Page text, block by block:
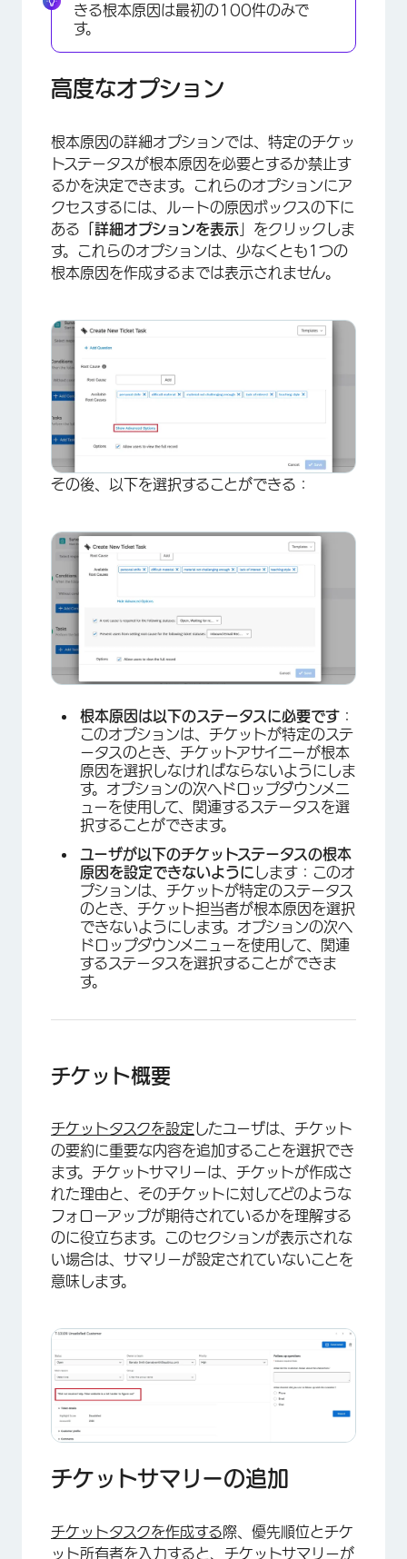
×
きる根本原因は最初の100件のみで
す。
高度なオプション
根本原因の詳細オプションでは、特定のチケッ
トステータスが根本原因を必要とするか禁止す
るかを決定できます。これらのオプションにア
クセスするには、ルートの原因ボックスの下に
ある 「詳細オプションを表示 」をクリックしま
す。これらのオプションは、少なくとも1つの
根本原因を作成するまでは表示されません。
×
その後、以下を選択することができる：
×
根本原因は以下のステータスに必要です ：
このオプションは、チケットが特定のステ
ータスのとき、チケットアサイニーが根本
原因を選択しなければならないようにしま
す。オプションの次へドロップダウンメニ
ューを使用して、関連するステータスを選
択することができます。
ユーザが以下のチケットステータスの根本
原因を設定できないように します：このオ
プションは、チケットが特定のステータス
のとき、チケット担当者が根本原因を選択
できないようにします。オプションの次へ
ドロップダウンメニューを使用して、関連
するステータスを選択することができま
す。
チケット概要
チケットタスクを設定したユーザは、チケット
の要約に重要な内容を追加することを選択でき
ます。チケットサマリーは、チケットが作成さ
れた理由と、そのチケットに対してどのような
フォローアップが期待されているかを理解する
のに役立ちます。このセクションが表示されな
い場合は、サマリーが設定されていないことを
意味します。
チケットサマリーの追加
チケットタスクを作成する際、優先順位とチケ
ット所有者を入力すると、チケットサマリーが